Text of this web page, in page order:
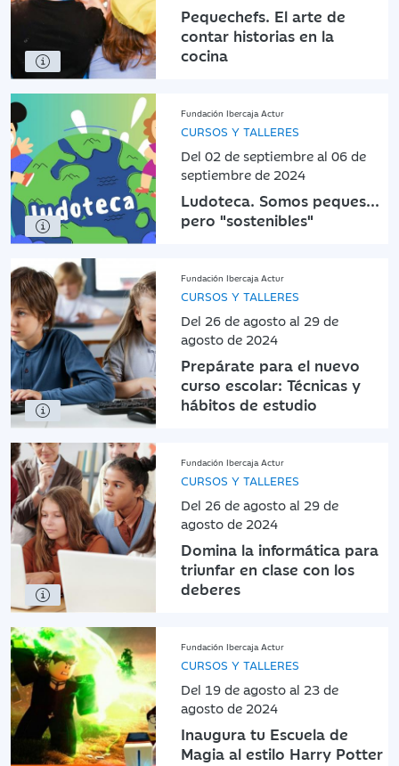
Pequechefs. El arte de
contar historias en la
cocina
Fundación Ibercaja Actur
CURSOS Y TALLERES
Del 02 de septiembre al 06 de
septiembre de 2024
Ludoteca. Somos peques...
pero "sostenibles"
Fundación Ibercaja Actur
CURSOS Y TALLERES
Del 26 de agosto al 29 de
agosto de 2024
Prepárate para el nuevo
curso escolar: Técnicas y
hábitos de estudio
Fundación Ibercaja Actur
CURSOS Y TALLERES
Del 26 de agosto al 29 de
agosto de 2024
Domina la informática para
triunfar en clase con los
deberes
Fundación Ibercaja Actur
CURSOS Y TALLERES
Del 19 de agosto al 23 de
agosto de 2024
Inaugura tu Escuela de
Magia al estilo Harry Potter